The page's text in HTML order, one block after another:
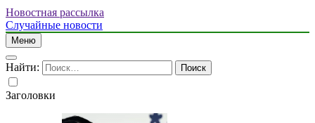
Новостная рассылка
Случайные новости
Меню
Найти:
Заголовки